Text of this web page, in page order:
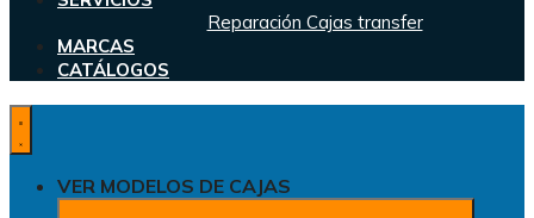
Reparación Cajas transfer
MARCAS
CATÁLOGOS
VER MODELOS DE CAJAS